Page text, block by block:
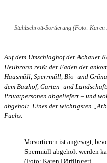
Stahlschrott-Sortierung (Foto:
Auf dem Umschlaghof der Achauer
Heilbronn reißt der Faden der
Hausmüll, Sperrmüll, Bio- und
dem Bauhof, Garten- und
Privatpersonen abgeliefert – und
abgeholt. Eines der wichtigsten
Fuchs.
Vorsortieren ist angesagt,
Sperrmüll abgeholt werden
(Foto: Karen Dörflinger)